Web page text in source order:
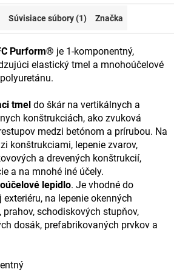
Súvisiace súbory (1) Značka
Purform® je 1-komponentný,
elastický tmel a mnohoúčelové
tmel do škár na vertikálnych a
konštrukciách, ako zvuková
medzi betónom a prírubou. Na
konštrukciami, lepenie zvarov,
a drevených konštrukcií,
a na mnohé iné účely.
lepidlo. Je vhodné do
exteriéru, na lepenie okenných
prahov, schodiskových stupňov,
dosák, prefabrikovaných prvkov a